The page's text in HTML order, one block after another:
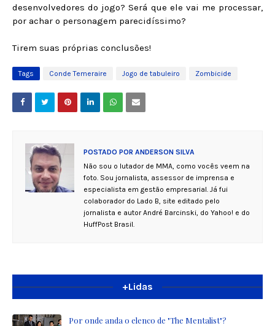
desenvolvedores do jogo? Será que ele vai me processar,
por achar o personagem parecidíssimo?
Tirem suas próprias conclusões!
Tags Conde Temeraire Jogo de tabuleiro Zombicide
POSTADO POR ANDERSON SILVA
Não sou o lutador de MMA, como vocês veem na
foto. Sou jornalista, assessor de imprensa e
especialista em gestão empresarial. Já fui
colaborador do Lado B, site editado pelo
jornalista e autor André Barcinski, do Yahoo! e do
HuffPost Brasil.
+Lidas
Por onde anda o elenco de "The Mentalist"?